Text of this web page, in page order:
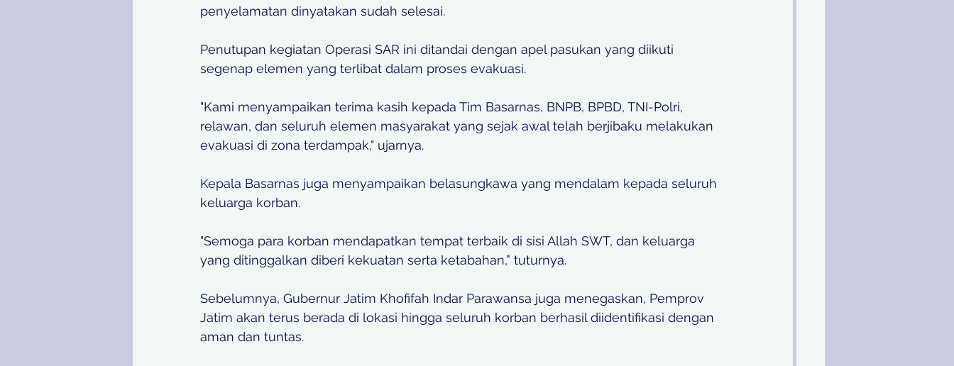
penyelamatan dinyatakan sudah selesai.
Penutupan kegiatan Operasi SAR ini ditandai dengan apel pasukan yang diikuti
segenap elemen yang terlibat dalam proses evakuasi.
"Kami menyampaikan terima kasih kepada Tim Basarnas, BNPB, BPBD, TNI-Polri,
relawan, dan seluruh elemen masyarakat yang sejak awal telah berjibaku melakukan
evakuasi di zona terdampak," ujarnya.
Kepala Basarnas juga menyampaikan belasungkawa yang mendalam kepada seluruh
keluarga korban.
"Semoga para korban mendapatkan tempat terbaik di sisi Allah SWT, dan keluarga
yang ditinggalkan diberi kekuatan serta ketabahan,” tuturnya.
Sebelumnya, Gubernur Jatim Khofifah Indar Parawansa juga menegaskan, Pemprov
Jatim akan terus berada di lokasi hingga seluruh korban berhasil diidentifikasi dengan
aman dan tuntas.